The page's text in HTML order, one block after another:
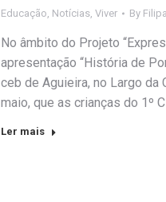
Educação, Notícias, Viver By
No âmbito do Projeto
apresentação “História de
ceb de Aguieira, no Largo da
maio, que as crianças do 1º
Ler mais